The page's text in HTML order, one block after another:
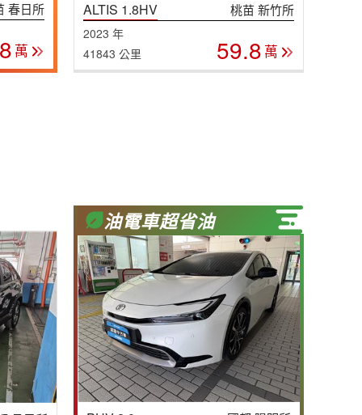
春日所
萬
ALTIS 1.8HV 桃苗 新竹所
2023 年
41843 公里
59.8 萬
油電車超省油